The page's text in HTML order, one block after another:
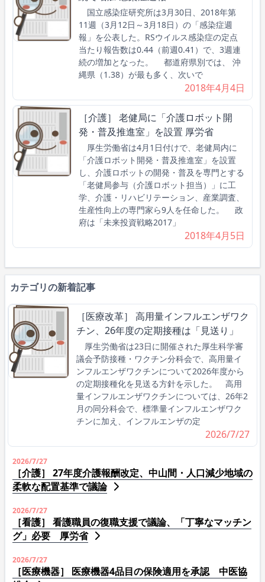
国立感染症研究所は3月30日、2018年第
11週（3月12日～3月18日）の「感染症週
報」を公表した。RSウイルス感染症の定点
当たり報告数は0.44（前週0.41）で、3週連
続の増加となった。 都道府県別では、 沖
縄県（1.38）が最も多く、次いで
2018年4月4日
［介護］ 老健局に「介護ロボット開
発・普及推進室」を設置 厚労省
厚生労働省は4月1日付けで、老健局内に
「介護ロボット開発・普及推進室」を設置
し、介護ロボットの開発・普及を専門とする
「老健局参与（介護ロボット担当）」に工
学、介護・リハビリテーション、産業調査、
生産性向上の専門家ら9人を任命した。 政
府は「未来投資戦略2017」
2018年4月5日
カテゴリの新着記事
［医療改革］ 高用量インフルエンザワク
チン、26年度の定期接種は「見送り」
厚生労働省は23日に開催された厚生科学審
議会予防接種・ワクチン分科会で、高用量イ
ンフルエンザワクチンについて2026年度から
の定期接種化を見送る方針を示した。 高用
量インフルエンザワクチンについては、26年2
月の同分科会で、標準量インフルエンザワク
チンに加え、インフルエンザの定
2026/7/27
2026/7/27
［介護］ 27年度介護報酬改定、中山間・人口減少地域の
柔軟な配置基準で議論
2026/7/27
［看護］ 看護職員の復職支援で議論、「丁寧なマッチン
グ」必要 厚労省
2026/7/27
［医療機器］ 医療機器4品目の保険適用を承認 中医協